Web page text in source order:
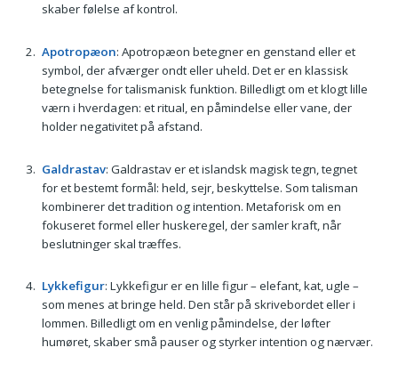
skaber følelse af kontrol.
Apotropæon: Apotropæon betegner en genstand eller et
symbol, der afværger ondt eller uheld. Det er en klassisk
betegnelse for talismanisk funktion. Billedligt om et klogt lille
værn i hverdagen: et ritual, en påmindelse eller vane, der
holder negativitet på afstand.
Galdrastav: Galdrastav er et islandsk magisk tegn, tegnet
for et bestemt formål: held, sejr, beskyttelse. Som talisman
kombinerer det tradition og intention. Metaforisk om en
fokuseret formel eller huskeregel, der samler kraft, når
beslutninger skal træffes.
Lykkefigur: Lykkefigur er en lille figur – elefant, kat, ugle –
som menes at bringe held. Den står på skrivebordet eller i
lommen. Billedligt om en venlig påmindelse, der løfter
humøret, skaber små pauser og styrker intention og nærvær.